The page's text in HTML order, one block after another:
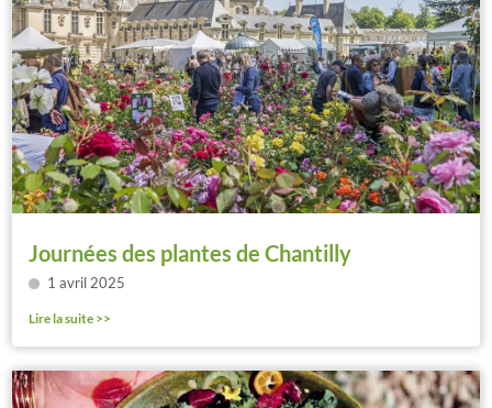
Journées des plantes de Chantilly
1 avril 2025
Lire la suite >>